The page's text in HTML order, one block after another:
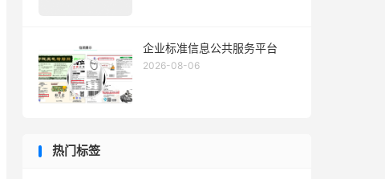
企业标准信息公共服务平台
2026-08-06
热门标签